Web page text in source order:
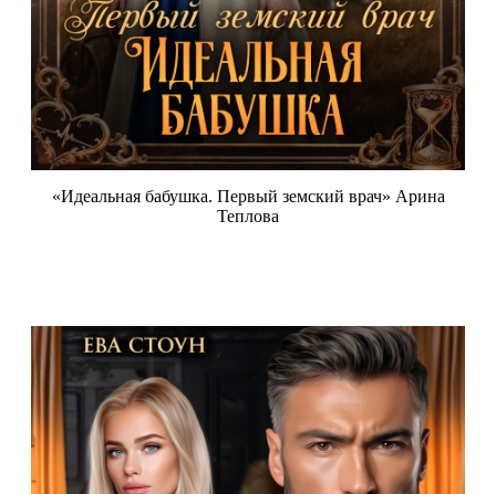
«Идеальная бабушка. Первый земский врач» Арина
Теплова